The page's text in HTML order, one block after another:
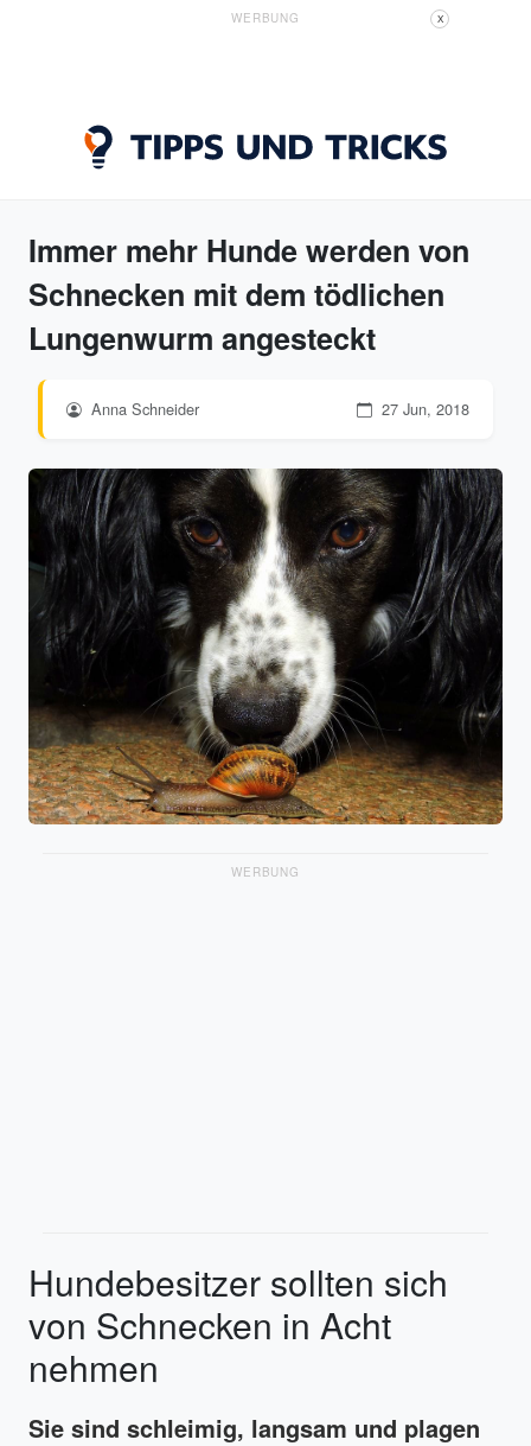
WERBUNG X
Immer mehr Hunde werden von
Schnecken mit dem tödlichen
Lungenwurm angesteckt
Anna Schneider 27 Jun, 2018
WERBUNG
Hundebesitzer sollten sich
von Schnecken in Acht
nehmen
Sie sind schleimig, langsam und plagen